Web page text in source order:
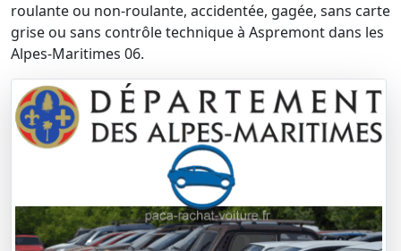
roulante ou non-roulante, accidentée, gagée, sans carte
grise ou sans contrôle technique à Aspremont dans les
Alpes-Maritimes 06.